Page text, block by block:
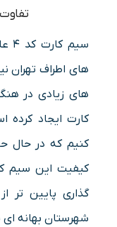
تفاوت کد 4
های اطراف تهران
های زیادی در
کارت ایجاد کرده
کنیم که در حال
کیفیت این سیم
شهرستان بهانه